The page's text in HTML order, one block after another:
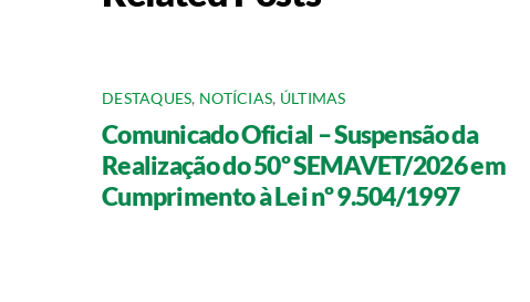
DESTAQUES, NOTÍCIAS, ÚLTIMAS
Comunicado Oficial – Suspensão da
Realização do 50º SEMAVET/2026 em
Cumprimento à Lei nº 9.504/1997